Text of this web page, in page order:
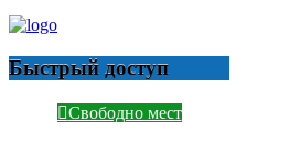
Быстрый доступ
Свободно мест